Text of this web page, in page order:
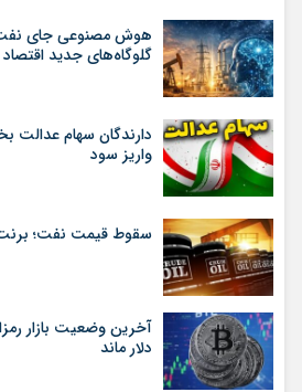
هوش مصنوعی جای نفت
گلوگاه‌های جدید
دارندگان سهام عدالت
واریز سود
سقوط قیمت نفت؛ برنت
دلار ماند